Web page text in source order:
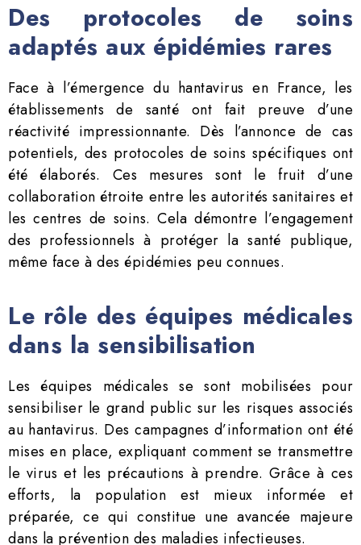
Des protocoles de soins
adaptés aux épidémies rares
Face à l’émergence du hantavirus en France, les
établissements de santé ont fait preuve d’une
réactivité impressionnante. Dès l’annonce de cas
potentiels, des protocoles de soins spécifiques ont
été élaborés. Ces mesures sont le fruit d’une
collaboration étroite entre les autorités sanitaires et
les centres de soins. Cela démontre l’engagement
des professionnels à protéger la santé publique,
même face à des épidémies peu connues.
Le rôle des équipes médicales
dans la sensibilisation
Les équipes médicales se sont mobilisées pour
sensibiliser le grand public sur les risques associés
au hantavirus. Des campagnes d’information ont été
mises en place, expliquant comment se transmettre
le virus et les précautions à prendre. Grâce à ces
efforts, la population est mieux informée et
préparée, ce qui constitue une avancée majeure
dans la prévention des maladies infectieuses.